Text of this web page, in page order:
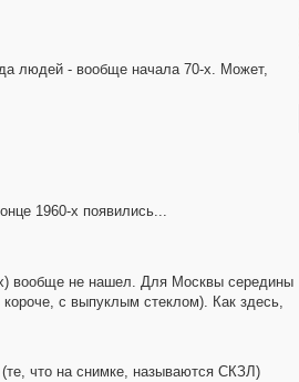
людей - вообще начала 70-х. Может,
1960-х появились...
вообще не нашел. Для Москвы середины
короче, с выпуклым стеклом). Как здесь,
что на снимке, называются СКЗЛ)